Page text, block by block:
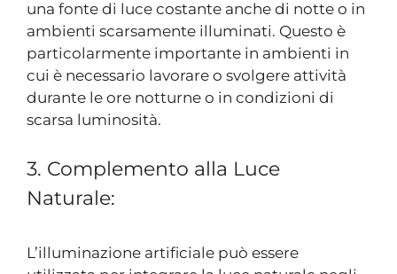
una fonte di luce costante anche di notte o in
ambienti scarsamente illuminati. Questo è
particolarmente importante in ambienti in
cui è necessario lavorare o svolgere attività
durante le ore notturne o in condizioni di
scarsa luminosità.
3. Complemento alla Luce
Naturale:
L’illuminazione artificiale può essere